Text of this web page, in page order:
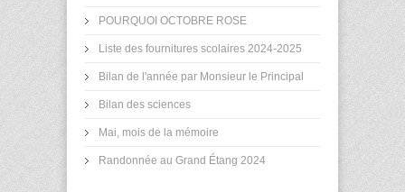
POURQUOI OCTOBRE ROSE
Liste des fournitures scolaires 2024-2025
Bilan de l'année par Monsieur le Principal
Bilan des sciences
Mai, mois de la mémoire
Randonnée au Grand Étang 2024